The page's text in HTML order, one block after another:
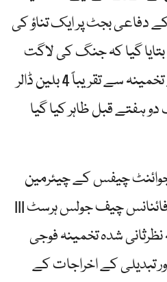
ڈالر کے دفاعی بجٹ پر ایک تناؤ کی
گیا کہ جنگ کی لاگت
میں پینٹاگون کے پچھلے تخمینہ سے تقریباً 4 بلین ڈالر
ہفتے قبل ظاہر کیا گیا
چیفس کے چیئرمین
ڈین کین اور پینٹاگون کے فائنانس چیف جولس ہرسٹ III
نظرثانی شدہ تخمینہ فوجی
تبدیلی کے اخراجات کے